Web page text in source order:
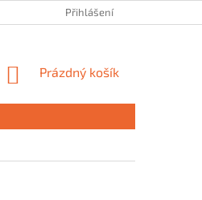
PODMÍNKY OCHRANY OSOBNÍCH ÚDAJŮ
Přihlášení
NÁKUPNÍ
Prázdný košík